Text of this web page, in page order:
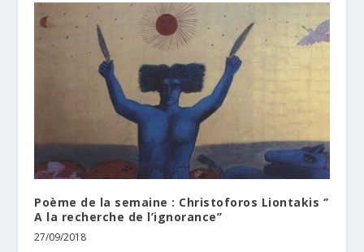
Poème de la semaine : Christoforos Liontakis ‘’
A la recherche de l’ignorance’’
27/09/2018